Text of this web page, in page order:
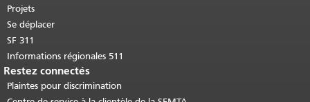
Projets
Se déplacer
SF 311
Informations régionales 511
Restez connectés
Plaintes pour discrimination